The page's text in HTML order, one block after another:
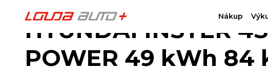
Nákup
HYUNDAI INSTER
POWER 49 kWh 84